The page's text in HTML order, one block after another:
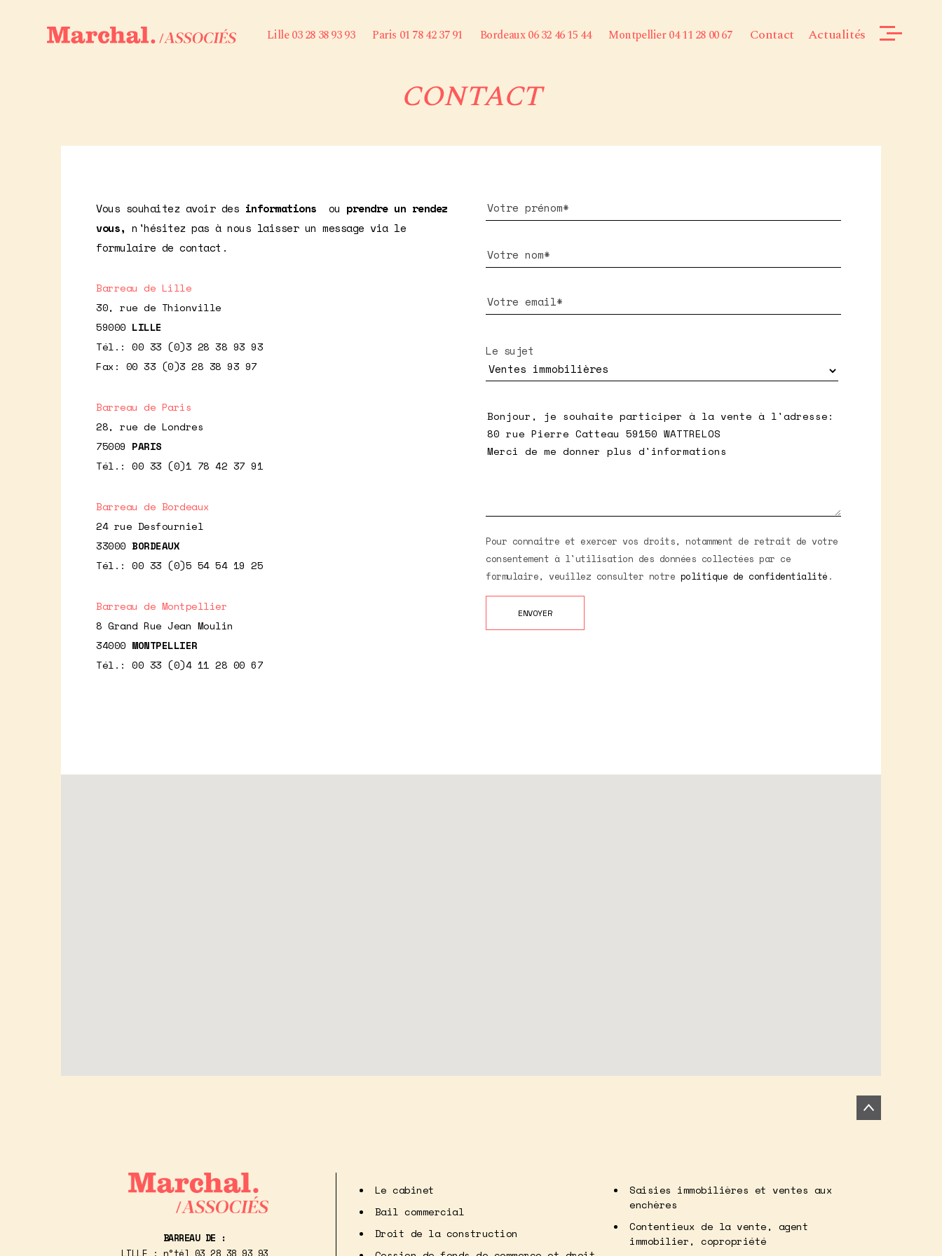
Lille 03 28 38 93 93 Paris 01 78 42 37 91 Bordeaux 06 32 46 15 44 Montpellier 04 11 28 00 67 Contact Actualités
CONTACT
Vous souhaitez avoir des informations ou prendre un rendez
vous, n'hésitez pas à nous laisser un message via le
formulaire de contact.
Barreau de Lille
30, rue de Thionville
59000 LILLE
Tél.: 00 33 (0)3 28 38 93 93
Fax: 00 33 (0)3 28 38 93 97
Barreau de Paris
28, rue de Londres
75009 PARIS
Tél.: 00 33 (0)1 78 42 37 91
Barreau de Bordeaux
24 rue Desfourniel
33000 BORDEAUX
Tél.: 00 33 (0)5 54 54 19 25
Barreau de Montpellier
8 Grand Rue Jean Moulin
34000 MONTPELLIER
Tél.: 00 33 (0)4 11 28 00 67
Le sujet
Pour connaitre et exercer vos droits, notamment de retrait de votre
consentement à l'utilisation des données collectées par ce
formulaire, veuillez consulter notre politique de confidentialité .
BARREAU DE :
LILLE : n°tél 03 28 38 93 93
Le cabinet
Bail commercial
Droit de la construction
Saisies immobilières et ventes aux
enchères
Contentieux de la vente, agent
immobilier, copropriété